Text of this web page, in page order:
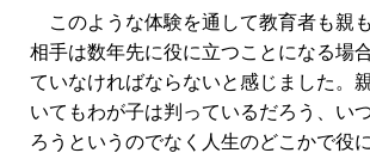
このような体験を通して教育者も親
相手は数年先に役に立つことになる場
ていなければならないと感じました。
いてもわが子は判っているだろう、い
ろうというのでなく人生のどこかで役